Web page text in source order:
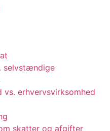
selvstændige
vs. erhvervsvirksomhed
skatter og afgifter